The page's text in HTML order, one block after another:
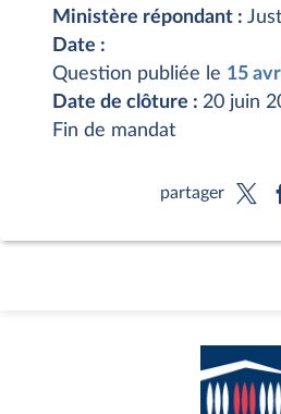
Ministère répondant :
Date :
Question publiée le 15
Date de clôture : 20 juin
Fin de mandat
partager